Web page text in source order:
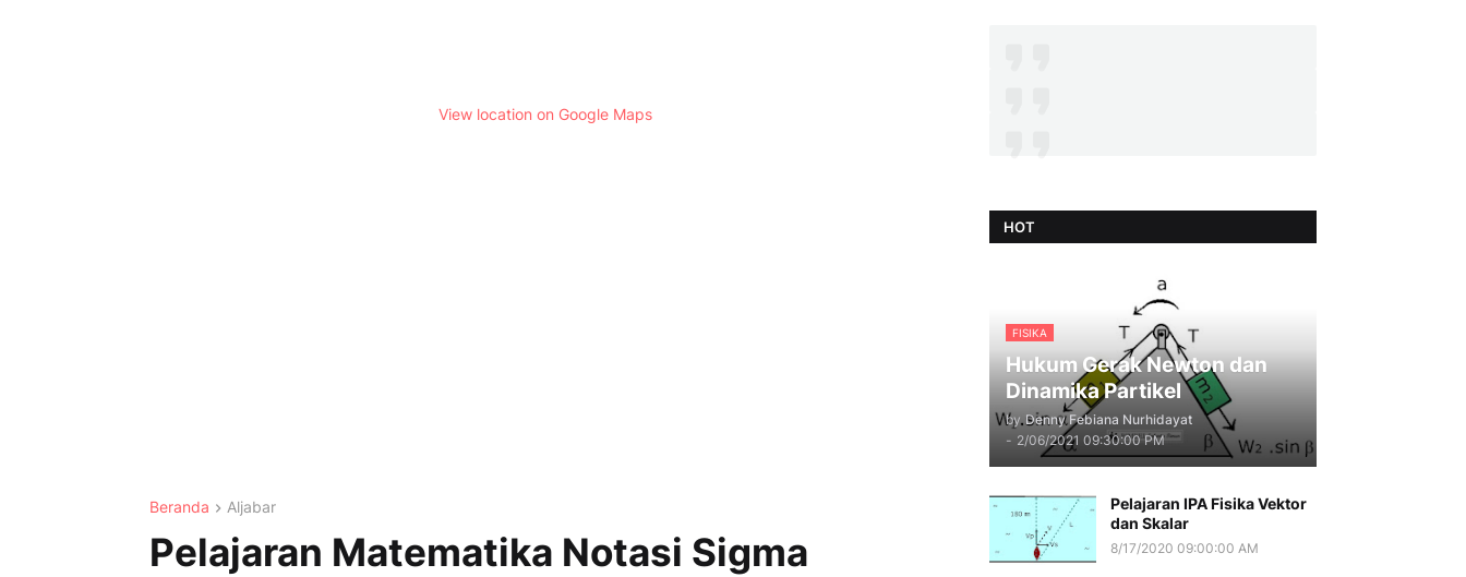
View location on Google Maps
Beranda Aljabar
Pelajaran Matematika Notasi Sigma
HOT
FISIKA
Hukum Gerak Newton dan
Dinamika Partikel
by Denny Febiana Nurhidayat
- 2/06/2021 09:30:00 PM
Pelajaran IPA Fisika Vektor
dan Skalar
8/17/2020 09:00:00 AM